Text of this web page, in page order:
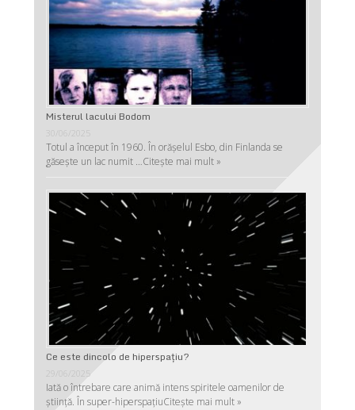
Misterul lacului Bodom
Totul a început în 1960. În orășelul Esbo, din Finlanda se
găsește un lac numit …Citește mai mult »
Ce este dincolo de hiperspaţiu?
29/06/2025
Iată o întrebare care animă intens spiritele oamenilor de
ştiinţă. În super-hiperspaţiuCitește mai mult »